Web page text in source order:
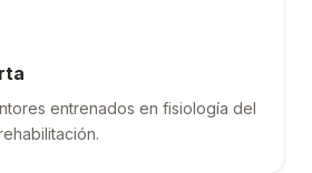
entrenados en fisiología del